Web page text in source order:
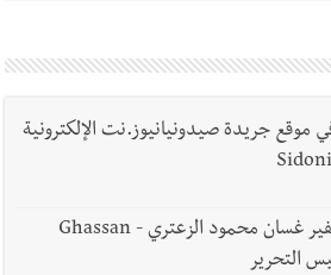
موقع جريدة صيدونيانيوز.نت الإلكترونية
الصحافي السفير غسان محمود الزعتري - Ghassan